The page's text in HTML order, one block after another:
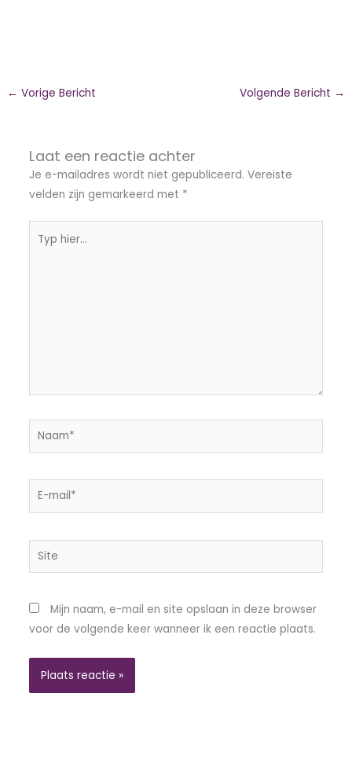
← Vorige Bericht Volgende Bericht →
Laat een reactie achter
Je e-mailadres wordt niet gepubliceerd. Vereiste
velden zijn gemarkeerd met *
hier...
Naam*
E-
Site
Mijn naam, e-mail en site opslaan in deze browser
voor de volgende keer wanneer ik een reactie plaats.